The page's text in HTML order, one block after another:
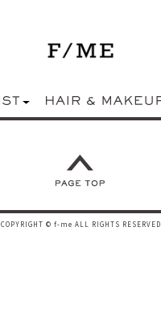
COPYRIGHT © f-me ALL RIGHTS RESERVED